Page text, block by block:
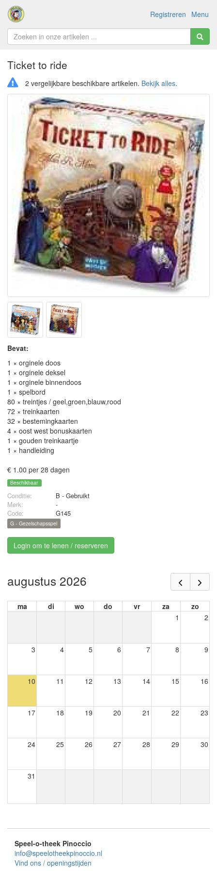
Menu
Registreren
Ticket to ride
2 vergelijkbare beschikbare artikelen. Bekijk alles.
Bevat:
1 × orginele doos
1 × orginele deksel
1 × orginele binnendoos
1 × spelbord
80 × treintjes / geel,groen,blauw,rood
72 × treinkaarten
32 × bestemingkaarten
4 × oost west bonuskaarten
1 × gouden treinkaartje
1 × handleiding
€ 1.00 per 28 dagen
Beschikbaar
Conditie:
B - Gebruikt
Merk:
-
Code:
G145
G - Gezelschapsspel
Login om te lenen / reserveren
augustus 2026
ma di wo do vr za
zo
1
2
3 4 5 6 7 8 9
10 11 12 13 14 15 16
17 18 19 20 21 22 23
24 25 26 27 28 29 30
31
Speel-o-theek Pinoccio
info@speelotheekpinoccio.nl
Vind ons / openingstijden